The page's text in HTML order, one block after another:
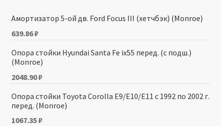
Амортизатор 5-ой дв. Ford Focus III (хетчбэк) (Monroe)
639.86₽
Опора стойки Hyundai Santa Fe ix55 перед. (с подш.)
(Monroe)
2048.90₽
Опора стойки Toyota Corolla E9/E10/E11 с 1992 по 2002 г.
перед. (Monroe)
1067.35₽